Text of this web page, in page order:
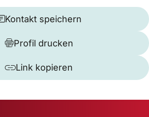
Kontakt speichern
Profil drucken
Link kopieren